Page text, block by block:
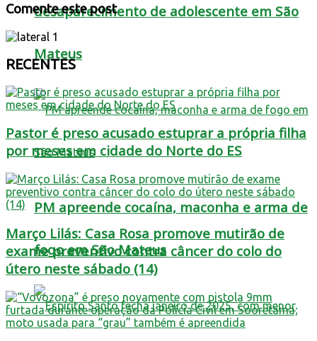
desaparecimento de adolescente em São
Mateus
PM apreende cocaína, maconha e arma de
fogo em São Mateus
Comente este post
RECENTES
Pastor é preso acusado estuprar a própria filha
por meses em cidade do Norte do ES
Março Lilás: Casa Rosa promove mutirão de
exame preventivo contra câncer do colo do
útero neste sábado (14)